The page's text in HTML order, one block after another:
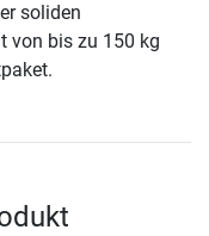
soliden
von bis zu 150 kg